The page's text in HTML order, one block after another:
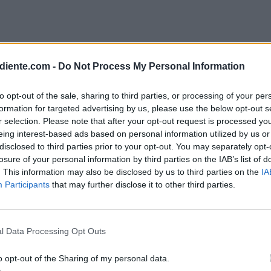
- Do Not Process My Personal Information
opt-out of the sale, sharing to third parties, or processing of your
for targeted advertising by us, please use the below opt-out
selection. Please note that after your opt-out request is processed
interest-based ads based on personal information utilized by us
to third parties prior to your opt-out. You may separately
of your personal information by third parties on the IAB’s list of
This information may also be disclosed by us to third parties on the
Participants that may further disclose it to other third parties.
Data Processing Opt Outs
opt-out of the Sharing of my personal data.
replica al PP: "Yo no robo, soy una
ustedes les importa un rábano la corrupción.
en un instrumento para tumbar al gobierno y
no lo vamos a hacer, vamos a seguir"
June 25, 2025
un Gobierno corrupto y que mercadea con
tres minutillos más paseando por la
aprovechando lo que queda, como dijo el
que insistió en la necesidad de convocar